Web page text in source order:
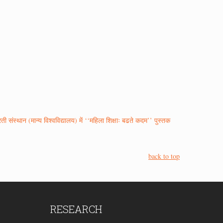
संस्थान (मान्य विश्वविद्यालय) में ‘‘महिला शिक्षाः बढते कदम’’ पुस्तक
back to top
RESEARCH